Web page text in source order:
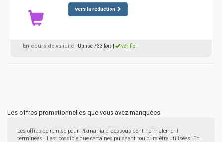
vers la réduction
En cours de validité | Utilisé 733 fois vérifié !
Les offres promotionnelles que vous avez manquées
Les offres de remise pour Pixmania ci-dessous sont normalement
terminées. Il est possible que certaines puissent toujours être utilisées. En